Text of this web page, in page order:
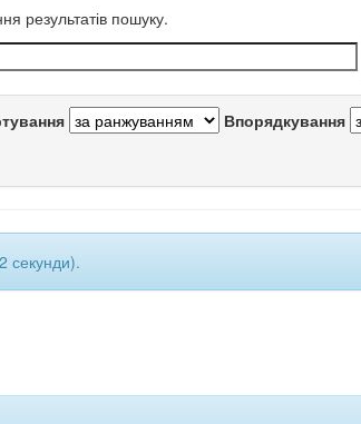
результатів пошуку.
Впорядкування
секунди).